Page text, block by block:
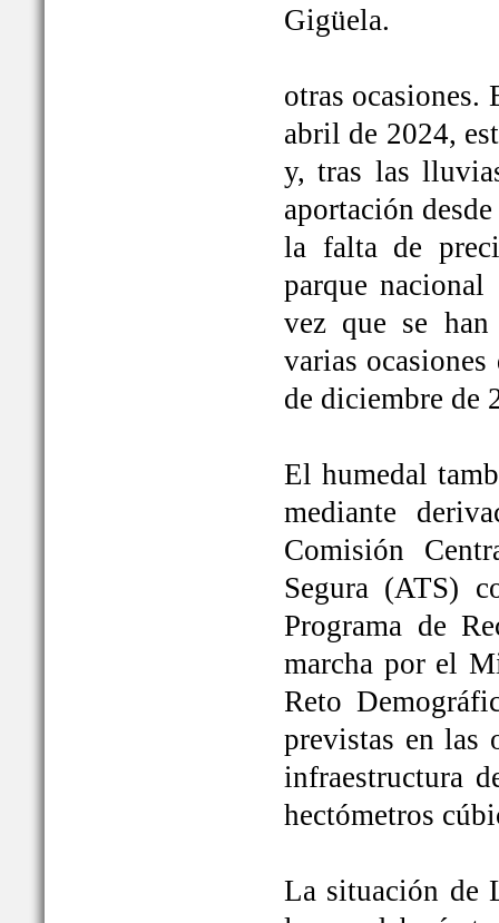
Gigüela.
otras ocasiones.
abril de 2024,
y, tras las
aportación
la falta de
parque
vez que se
varias
de diciembre de
El humedal
mediante
Comisión
Segura (ATS)
Programa de
marcha por el
Reto
previstas en las
infraestructura
hectómetros
La situación de